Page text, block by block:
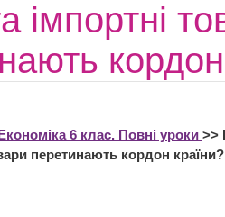
імпортні
6 клас. Повні уроки >>
перетинають кордон